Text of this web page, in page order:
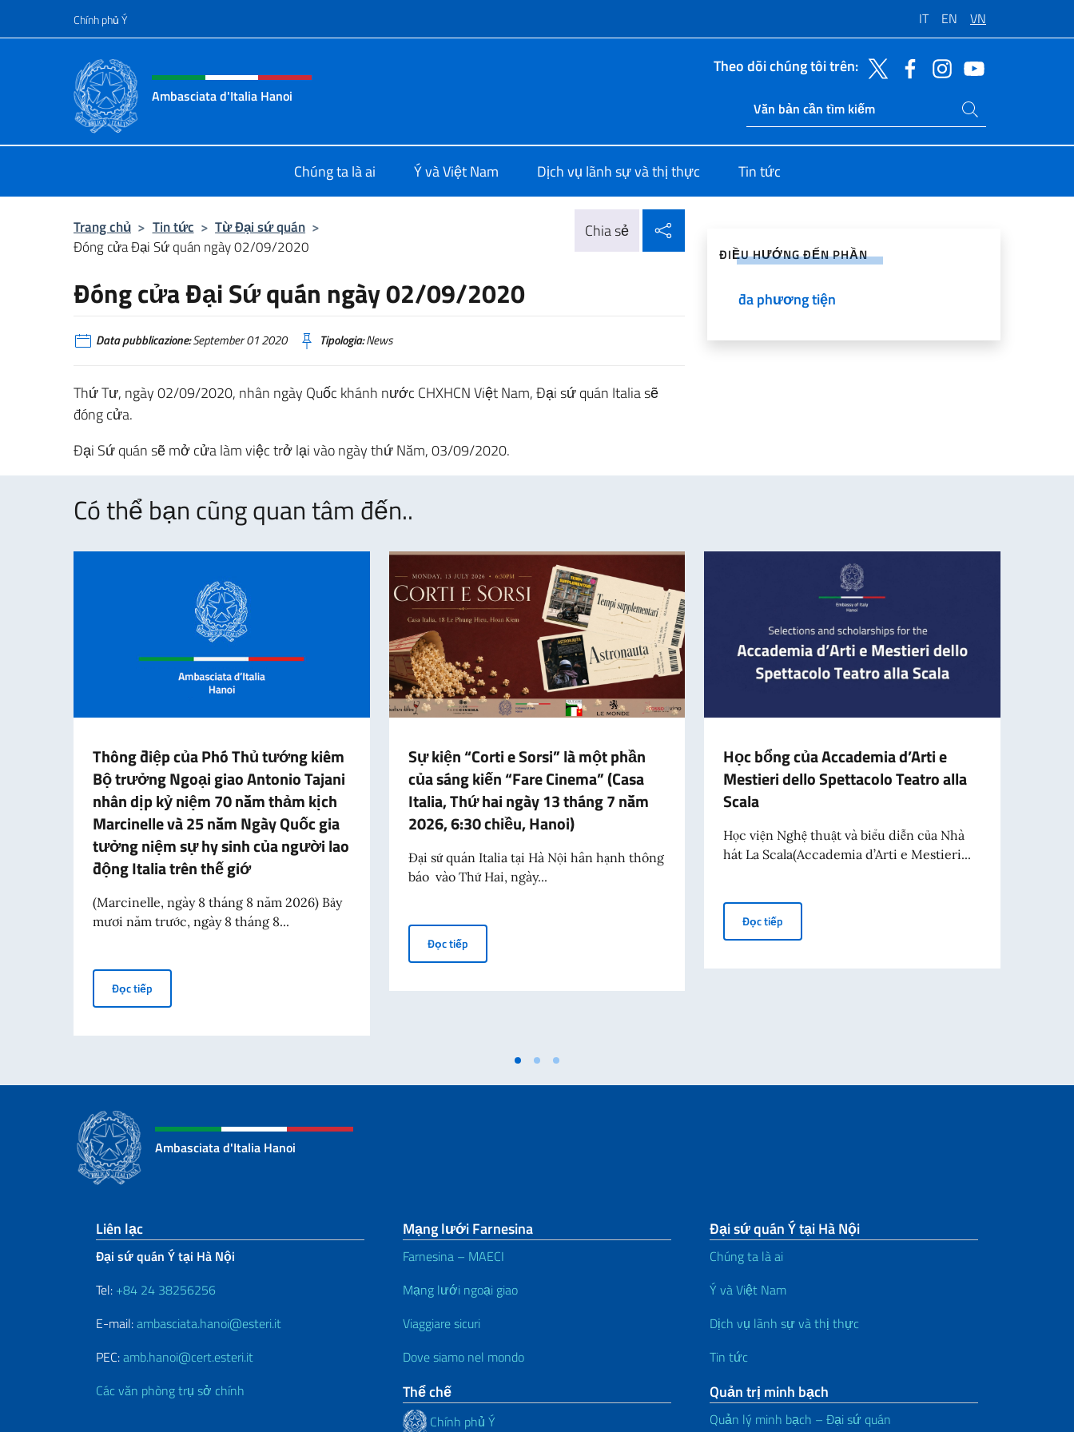
Chuyến đến nội dung
Chính phủ Ý IT EN VN
Header, social and menu of site
Ambasciata d'Italia Hanoi
Theo dõi chúng tôi trên:
Ricerca sito live
Tìm kiếm trang web
Chúng ta là ai Ý và Việt Nam Dịch vụ lãnh sự và thị thực Tin tức
Trang chủ > Tin tức > Từ Đại sứ quán >
Đóng cửa Đại Sứ quán ngày 02/09/2020
Chia sẻ
Đóng cửa Đại Sứ quán ngày 02/09/2020
Data pubblicazione:September 01 2020 Tipologia:News
Thứ Tư, ngày 02/09/2020, nhân ngày Quốc khánh nước CHXHCN Việt Nam, Đại sứ quán Italia sẽ
đóng cửa.
Đại Sứ quán sẽ mở cửa làm việc trở lại vào ngày thứ Năm, 03/09/2020.
ĐIỀU HƯỚNG ĐẾN PHẦN
đa phương tiện
Có thể bạn cũng quan tâm đến..
Thông điệp của Phó Thủ tướng kiêm
Bộ trưởng Ngoại giao Antonio Tajani
nhân dịp kỷ niệm 70 năm thảm kịch
Marcinelle và 25 năm Ngày Quốc gia
tưởng niệm sự hy sinh của người lao
động Italia trên thế giớ
(Marcinelle, ngày 8 tháng 8 năm 2026) Bảy
mươi năm trước, ngày 8 tháng 8...
Đọc tiếp Thông điệp của Phó Thủ tướng kiêm Bộ trưởng Ngoại giao Antonio Tajani nhân dịp kỷ niệm 70 năm thảm kịch Marcinelle và 25 năm Ngày Quốc gia tưởng niệm sự hy sinh của người lao
Sự kiện “Corti e Sorsi” là một phần
của sáng kiến “Fare Cinema” (Casa
Italia, Thứ hai ngày 13 tháng 7 năm
2026, 6:30 chiều, Hanoi)
Đại sứ quán Italia tại Hà Nội hân hạnh thông
báo vào Thứ Hai, ngày...
Đọc tiếpSự kiện “Corti e Sorsi” là một phần của sáng kiến “Fare Cinema” (Casa Italia, Thứ hai ngày 13 tháng 7 năm 2026, 6:30 chiều,
Học bổng của Accademia d’Arti e
Mestieri dello Spettacolo Teatro alla
Scala
Học viện Nghệ thuật và biểu diễn của Nhà
hát La Scala(Accademia d’Arti e Mestieri...
Đọc tiếp
Ambasciata d'Italia Hanoi
Sezione footer
Liên lạc
Đại sứ quán Ý tại Hà Nội
Tel: +84 24 38256256
E-mail:ambasciata.hanoi@esteri.it
PEC:amb.hanoi@cert.esteri.it
Các văn phòng trụ sở chính
Mạng lưới Farnesina
Farnesina – MAECI
Mạng lưới ngoại giao
Viaggiare sicuri
Dove siamo nel mondo
Thể chế
Chính phủ Ý
Đại sứ quán Ý tại Hà Nội
Chúng ta là ai
Ý và Việt Nam
Dịch vụ lãnh sự và thị thực
Tin tức
Quản trị minh bạch
Quản lý minh bạch – Đại sứ quán